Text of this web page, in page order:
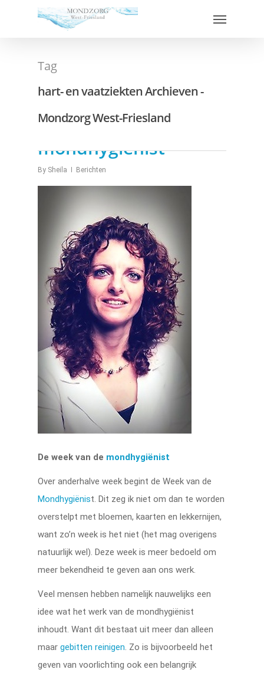
Tag
hart- en vaatziekten Archieven -
Mondzorg West-Friesland
De week van de
mondhygienist
By Sheila Berichten
De week van de mondhygiënist
Over anderhalve week begint de Week van de
Mondhygiënist. Dit zeg ik niet om dan te worden
overstelpt met bloemen, kaarten en lekkernijen,
want zo’n week is het niet (het mag overigens
natuurlijk wel). Deze week is meer bedoeld om
meer bekendheid te geven aan ons werk.
Veel mensen hebben namelijk nauwelijks een
idee wat het werk van de mondhygiënist
inhoudt. Want dit bestaat uit meer dan alleen
maargebitten reinigen. Zo is bijvoorbeeld het
geven van voorlichting ook een belangrijk